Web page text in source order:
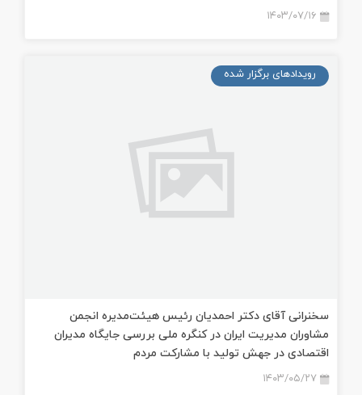
۱۴۰۳/۰۷/۱۶
رویدادهای برگزار شده
سخنرانی آقای دکتر احمدیان رئیس هیئت‌مدیره انجمن
مشاوران مدیریت ایران در کنگره ملی بررسی جایگاه مدیران
اقتصادی در جهش تولید با مشارکت مردم
۱۴۰۳/۰۵/۲۷